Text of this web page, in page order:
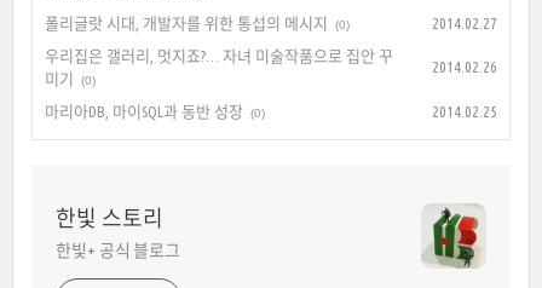
폴리글랏 시대, 개발자를 위한 통섭의 메시지 (0)
2014.02.27
우리집은 갤러리, 멋지죠?… 자녀 미술작품으로 집안 꾸
미기
(0)
2014.02.26
마리아DB, 마이SQL과 동반 성장 (0) 2014.02.25
한빛 스토리
한빛+ 공식 블로그